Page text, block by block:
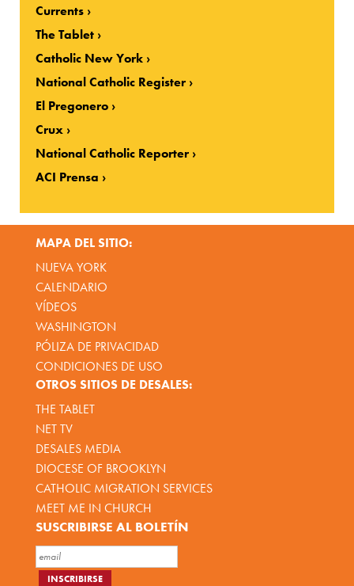
Currents
The Tablet
Catholic New York
National Catholic Register
El Pregonero
Crux
National Catholic Reporter
ACI Prensa
MAPA DEL SITIO:
NUEVA YORK
CALENDARIO
VÍDEOS
WASHINGTON
PÓLIZA DE PRIVACIDAD
CONDICIONES DE USO
OTROS SITIOS DE DESALES:
THE TABLET
NET TV
DESALES MEDIA
DIOCESE OF BROOKLYN
CATHOLIC MIGRATION SERVICES
MEET ME IN CHURCH
SUSCRIBIRSE AL BOLETÍN